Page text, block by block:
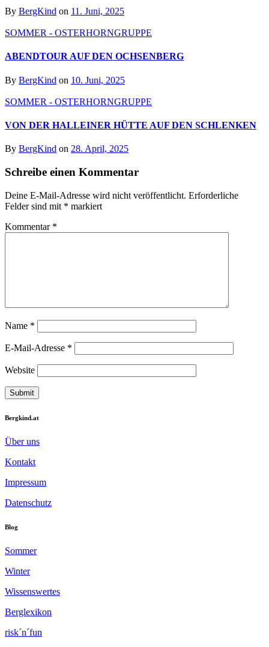
By BergKind on 11. Juni, 2025
SOMMER - OSTERHORNGRUPPE
ABENDTOUR AUF DEN OCHSENBERG
By BergKind on 10. Juni, 2025
SOMMER - OSTERHORNGRUPPE
VON DER HALLEINER HÜTTE AUF DEN SCHLENKEN
By BergKind on 28. April, 2025
Schreibe einen Kommentar
Deine E-Mail-Adresse wird nicht veröffentlicht. Erforderliche
Felder sind mit * markiert
Kommentar *
Name *
E-Mail-Adresse *
Website
Bergkind.at
Über uns
Kontakt
Impressum
Datenschutz
Blog
Sommer
Winter
Wissenswertes
Berglexikon
risk´n´fun